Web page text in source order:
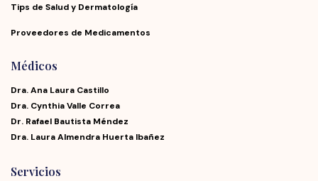
Tips de Salud y Dermatología
Proveedores de Medicamentos
Médicos
Dra. Ana Laura Castillo
Dra. Cynthia Valle Correa
Dr. Rafael Bautista Méndez
Dra. Laura Almendra Huerta Ibañez
Servicios